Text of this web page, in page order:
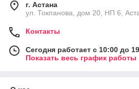
г. Астана
ул. Токпанова, дом 20, НП 6,
Контакты
Сегодня работает с 10:00 до
Показать весь график работы